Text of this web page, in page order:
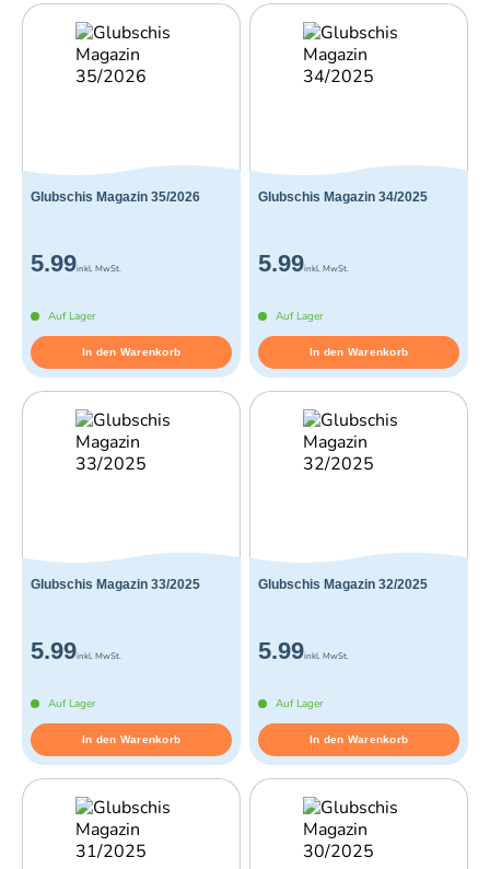
Glubschis Magazin 35/2026
5.99inkl. MwSt.
Auf Lager
In den Warenkorb
Glubschis Magazin 34/2025
5.99inkl. MwSt.
Auf Lager
In den Warenkorb
Glubschis Magazin 33/2025
5.99inkl. MwSt.
Auf Lager
In den Warenkorb
Glubschis Magazin 32/2025
5.99inkl. MwSt.
Auf Lager
In den Warenkorb